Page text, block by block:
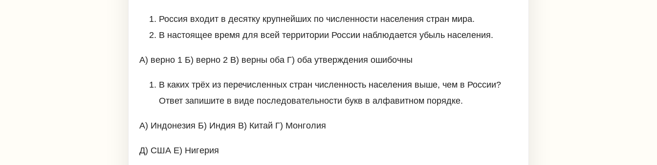
Россия входит в десятку крупнейших по численности населения стран мира.
В настоящее время для всей территории России наблюдается убыль населения.
А) верно 1 Б) верно 2 В) верны оба Г) оба утверждения ошибочны
В каких трёх из перечисленных стран численность населения выше, чем в России?
Ответ запишите в виде последовательности букв в алфавитном порядке.
А) Индонезия Б) Индия В) Китай Г) Монголия
Д) США Е) Нигерия